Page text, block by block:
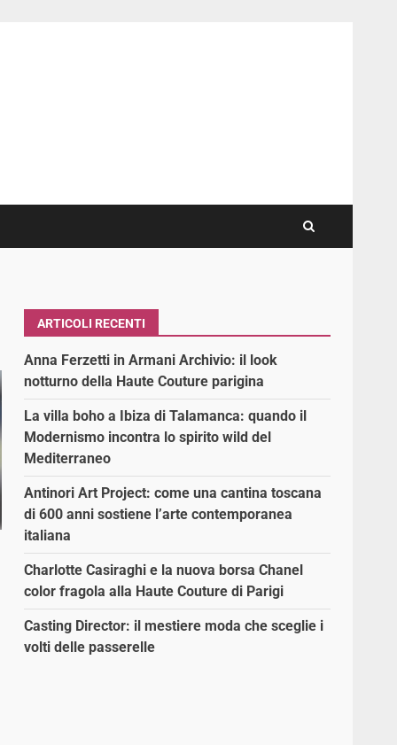
ARTICOLI RECENTI
Anna Ferzetti in Armani Archivio: il look
notturno della Haute Couture parigina
La villa boho a Ibiza di Talamanca: quando il
Modernismo incontra lo spirito wild del
Mediterraneo
Antinori Art Project: come una cantina toscana
di 600 anni sostiene l’arte contemporanea
italiana
Charlotte Casiraghi e la nuova borsa Chanel
color fragola alla Haute Couture di Parigi
Casting Director: il mestiere moda che sceglie i
volti delle passerelle